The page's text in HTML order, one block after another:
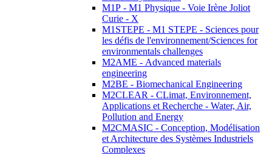
M1P - M1 Physique - Voie Irène Joliot
Curie - X
M1STEPE - M1 STEPE - Sciences pour
les défis de l'environnement/Sciences for
environmentals challenges
M2AME - Advanced materials
engineering
M2BE - Biomechanical Engineering
M2CLEAR - CLimat, Environnement,
Applications et Recherche - Water, Air,
Pollution and Energy
M2CMASIC - Conception, Modélisation
et Architecture des Systèmes Industriels
Complexes